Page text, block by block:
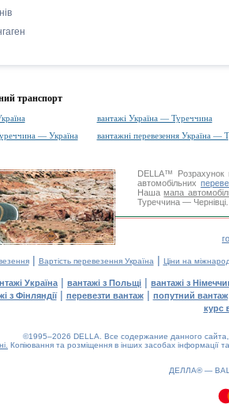
транспорт
вантажі Україна — Туреччина
— Україна
вантажні перевезення Україна —
DELLA™
Розрахунок
автомобільних
Нашамапа
Туреччина —
| Вартість перевезення Україна | Ціни на
Україна | вантажі з Польщі | вантажі з
з Фінляндії| перевезти вантаж| попутний вантаж
курс
©1995–2026 DELLA. Все содержание данного
Копіювання та розміщення в інших засобах інформації
ДЕЛЛА® —